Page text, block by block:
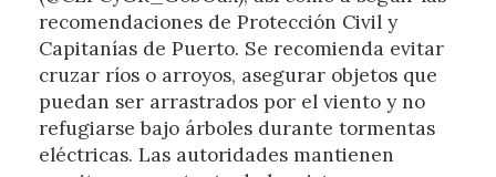
recomendaciones de Protección Civil y
Capitanías de Puerto. Se recomienda evitar
cruzar ríos o arroyos, asegurar objetos que
puedan ser arrastrados por el viento y no
refugiarse bajo árboles durante tormentas
eléctricas. Las autoridades mantienen